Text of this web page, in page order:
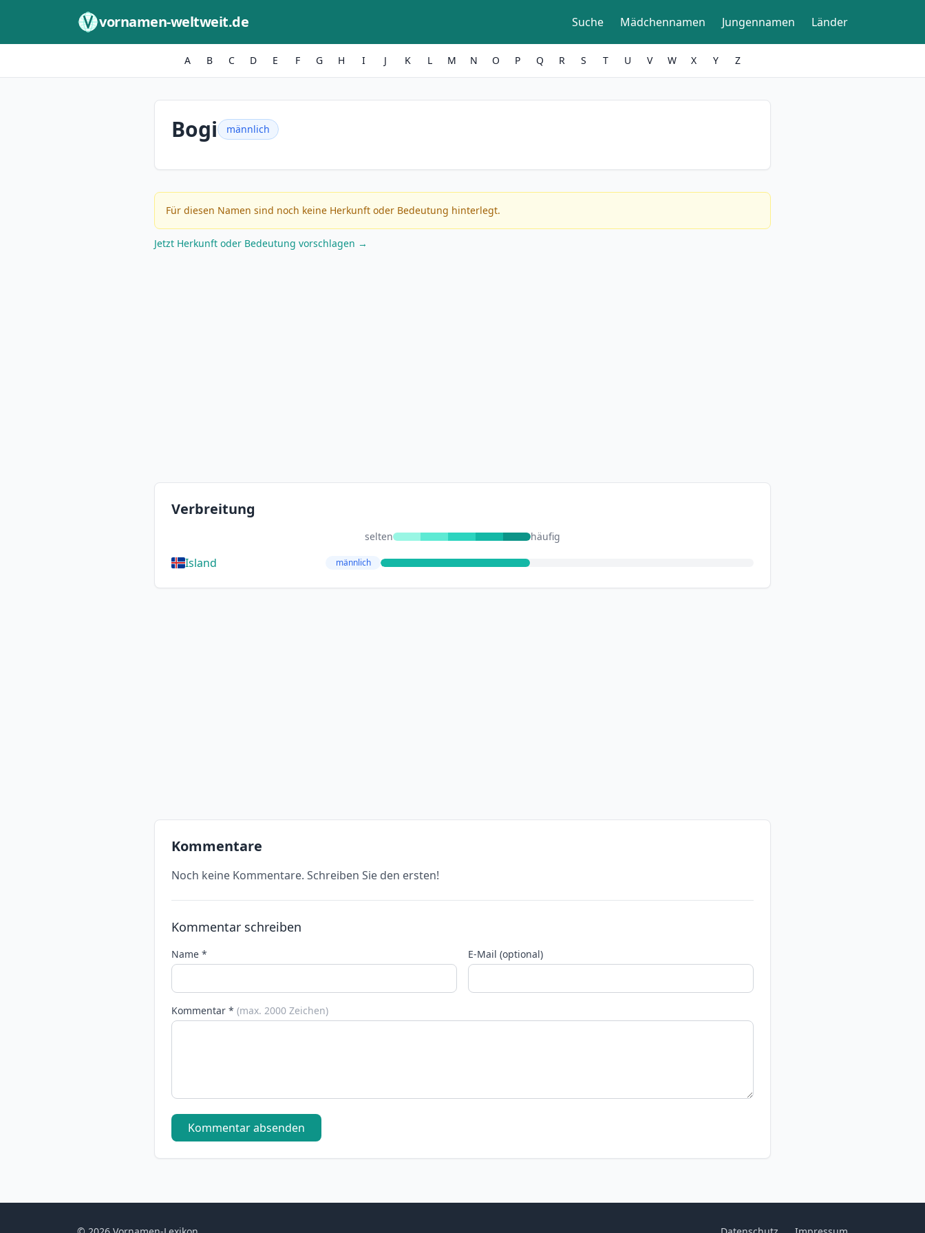
vornamen-weltweit.de Suche Mädchennamen Jungennamen Länder
A B C D E F G H I J K L M N O P Q R S T U V W X Y Z
Bogi männlich
Für diesen Namen sind noch keine Herkunft oder Bedeutung hinterlegt.
Jetzt Herkunft oder Bedeutung vorschlagen →
Verbreitung
selten häufig
Island männlich
Kommentare
Noch keine Kommentare. Schreiben Sie den ersten!
Kommentar schreiben
Name * E-Mail (optional)
Kommentar * (max. 2000 Zeichen)
Kommentar absenden